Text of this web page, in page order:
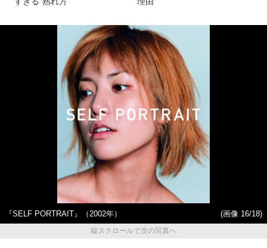
『SELF PORTRAIT』（2002年）
(画像 16/18)
縦スクロールで次の写真へ